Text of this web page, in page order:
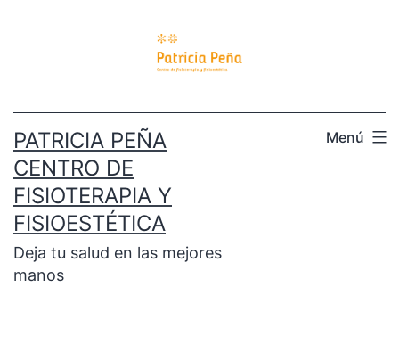
PATRICIA PEÑA
CENTRO DE
FISIOTERAPIA Y
FISIOESTÉTICA
Deja tu salud en las mejores
manos
Menú